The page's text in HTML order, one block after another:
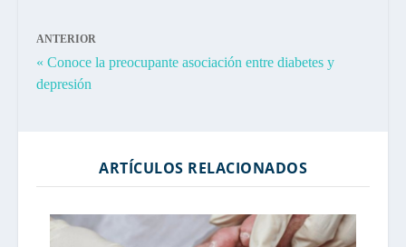
ANTERIOR
« Conoce la preocupante asociación entre diabetes y
depresión
ARTÍCULOS RELACIONADOS